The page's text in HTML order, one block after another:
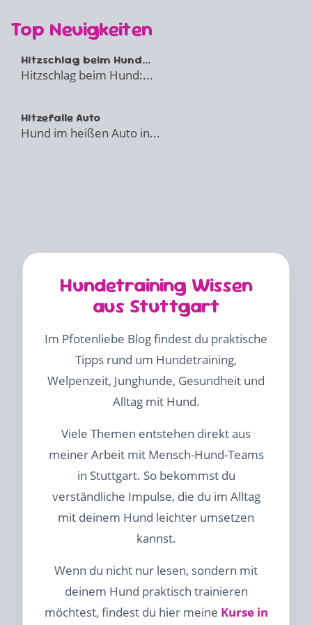
Top Neuigkeiten
Hitzschlag beim Hund...
Hitzschlag beim Hund:...
Hitzefalle Auto
Hund im heißen Auto in...
Hundetraining Wissen
aus Stuttgart
Im Pfotenliebe Blog findest du praktische
Tipps rund um Hundetraining,
Welpenzeit, Junghunde, Gesundheit und
Alltag mit Hund.
Viele Themen entstehen direkt aus
meiner Arbeit mit Mensch-Hund-Teams
in Stuttgart. So bekommst du
verständliche Impulse, die du im Alltag
mit deinem Hund leichter umsetzen
kannst.
Wenn du nicht nur lesen, sondern mit
deinem Hund praktisch trainieren
möchtest, findest du hier meine Kurse in